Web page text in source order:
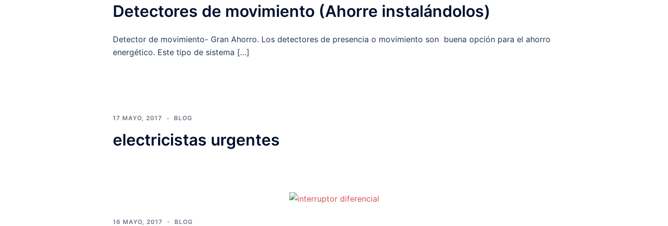
Detectores de movimiento (Ahorre instalándolos)
Detector de movimiento- Gran Ahorro. Los detectores de presencia o movimiento son buena opción para el ahorro
energético. Este tipo de sistema […]
17 MAYO, 2017 BLOG
electricistas urgentes
16 MAYO, 2017 BLOG